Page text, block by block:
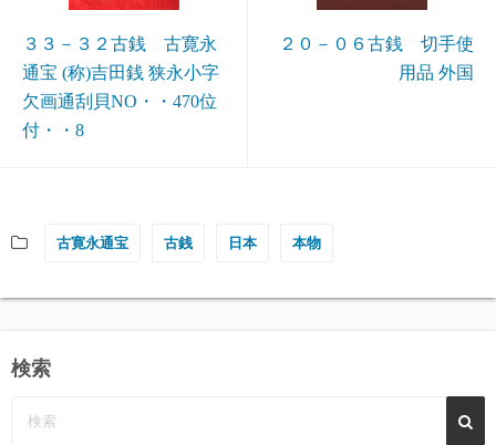
３３－３２古銭 古寛永
通宝 (称)吉田銭 狭永小字
欠画通刮貝NO・・470位
付・・8
２０－０６古銭 切手使
用品 外国
古寛永通宝 古銭 日本 本物
検索